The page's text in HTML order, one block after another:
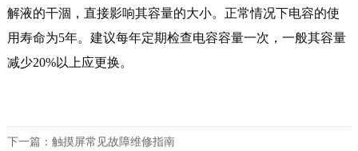
解液的干涸，直接影响其容量的大小。正常情况下电容的使
用寿命为5年。建议每年定期检查电容容量一次，一般其容量
减少20%以上应更换。
下一篇： 触摸屏常见故障维修指南